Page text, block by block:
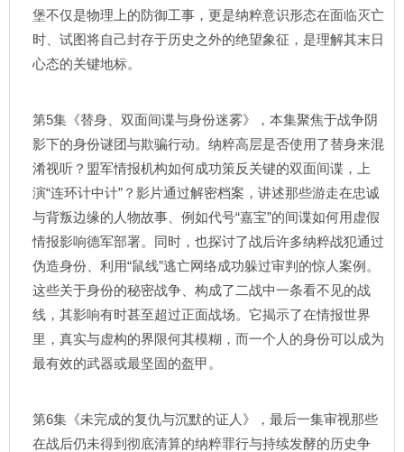
堡不仅是物理上的防御工事，更是纳粹意识形态在面临灭亡
时、试图将自己封存于历史之外的绝望象征，是理解其末日
心态的关键地标。
第5集《替身、双面间谍与身份迷雾》，本集聚焦于战争阴
影下的身份谜团与欺骗行动。纳粹高层是否使用了替身来混
淆视听？盟军情报机构如何成功策反关键的双面间谍，上
演“连环计中计”？影片通过解密档案，讲述那些游走在忠诚
与背叛边缘的人物故事、例如代号“嘉宝”的间谍如何用虚假
情报影响德军部署。同时，也探讨了战后许多纳粹战犯通过
伪造身份、利用“鼠线”逃亡网络成功躲过审判的惊人案例。
这些关于身份的秘密战争、构成了二战中一条看不见的战
线，其影响有时甚至超过正面战场。它揭示了在情报世界
里，真实与虚构的界限何其模糊，而一个人的身份可以成为
最有效的武器或最坚固的盔甲。
第6集《未完成的复仇与沉默的证人》，最后一集审视那些
在战后仍未得到彻底清算的纳粹罪行与持续发酵的历史争